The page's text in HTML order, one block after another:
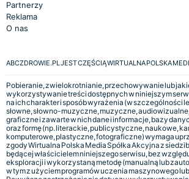
Partnerzy
Reklama
O nas
ABCZDROWIE.PL JEST CZĘŚCIĄ WIRTUALNA POLSKA
Pobieranie, zwielokrotnianie, przechowywanie lub
wykorzystywanie treści dostępnych w niniejszym
na ich charakter i sposób wyrażenia (w szczególności
słowne, słowno-muzyczne, muzyczne,
graficzne i zawarte w nich dane i informacje, bazy
oraz formę (np. literackie, publicystyczne, naukowe,
komputerowe, plastyczne, fotograficzne) wymaga
zgody Wirtualna Polska Media Spółka Akcyjna z
będącej właścicielem niniejszego serwisu, bez
eksploracji i wykorzystaną metodę (manualną lub
w tym z użyciem programów uczenia maszynowego